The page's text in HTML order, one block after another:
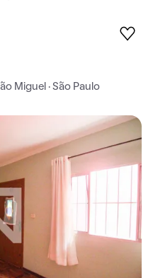
Miguel · São Paulo